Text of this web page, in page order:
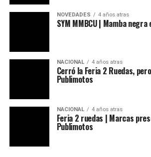
NOVEDADES 4 años atras
SYM MMBCU | Mamba
NACIONAL 4 años atras
Cerró la Feria 2 Ruedas,
Publimotos
NACIONAL 4 años atras
Feria 2 ruedas | Marcas
Publimotos